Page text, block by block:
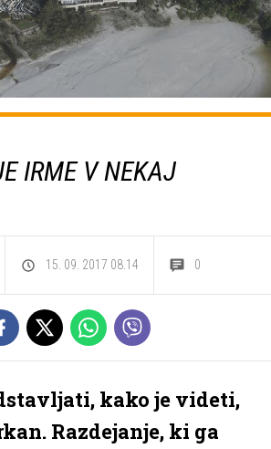
IRME V NEKAJ
15. 09. 2017 08.14 0
kako je videti,
Razdejanje, ki ga